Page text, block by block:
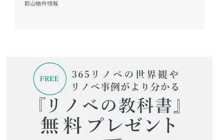
郡山物件情報